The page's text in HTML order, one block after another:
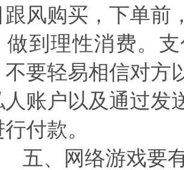
跟风购买，下单前
做到理性消费。
不要轻易相信对方
人账户以及通过发
付款。
、网络游戏要有